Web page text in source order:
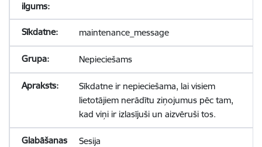
maintenance_message
Nepieciešams
Sīkdatne ir nepieciešama, lai visiem
lietotājiem nerādītu ziņojumus pēc tam,
kad viņi ir izlasījuši un aizvēruši tos.
Sesija